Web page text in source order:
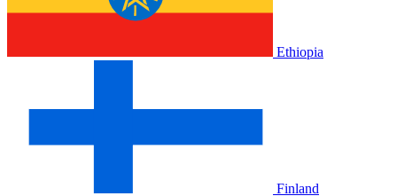
Ethiopia
Finland